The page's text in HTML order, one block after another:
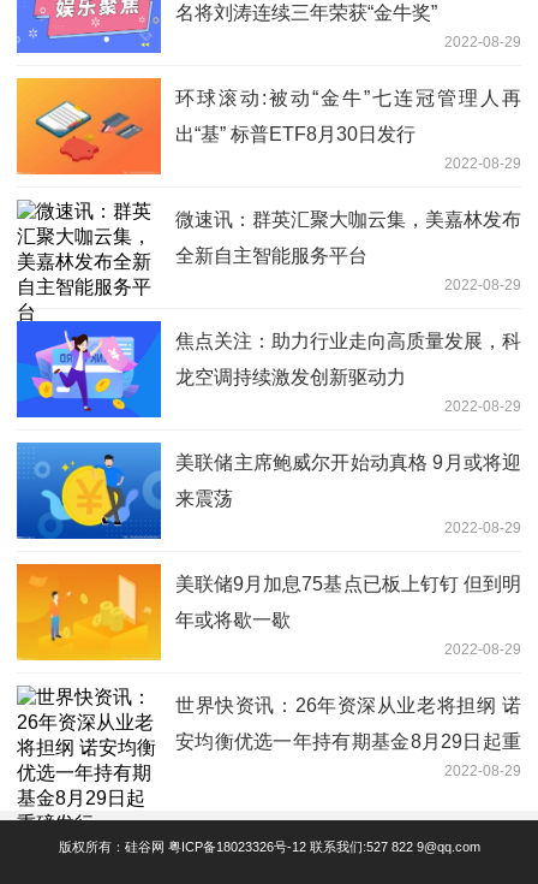
名将刘涛连续三年荣获“金牛奖”
2022-08-29
环球滚动:被动“金牛”七连冠管理人再
出“基” 标普ETF8月30日发行
2022-08-29
微速讯：群英汇聚大咖云集，美嘉林发布
全新自主智能服务平台
2022-08-29
焦点关注：助力行业走向高质量发展，科
龙空调持续激发创新驱动力
2022-08-29
美联储主席鲍威尔开始动真格 9月或将迎
来震荡
2022-08-29
美联储9月加息75基点已板上钉钉 但到明
年或将歇一歇
2022-08-29
世界快资讯：26年资深从业老将担纲 诺
安均衡优选一年持有期基金8月29日起重
2022-08-29
版权所有：硅谷网 粤ICP备18023326号-12联系我们:527 822 9@qq.com